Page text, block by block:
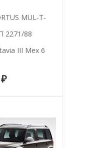
MUL-T-
2271/88
III Мех 6